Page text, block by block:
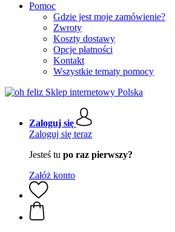
Pomoc
Gdzie jest moje zamówienie?
Zwroty
Koszty dostawy
Opcje płatności
Kontakt
Wszystkie tematy pomocy
Zaloguj się
Zaloguj się teraz
Jesteś tu po raz pierwszy?
Załóż konto